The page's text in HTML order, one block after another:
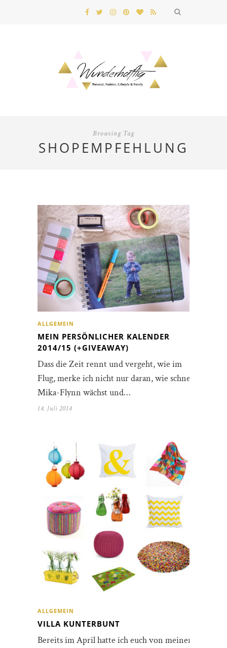
Browsing Tag
SHOPEMPFEHLUNG
ALLGEMEIN
MEIN PERSÖNLICHER KALENDER
2014/15 (+GIVEAWAY)
Dass die Zeit rennt und vergeht, wie im
Flug, merke ich nicht nur daran, wie schnell
Mika-Flynn wächst und…
14. Juli 2014
ALLGEMEIN
VILLA KUNTERBUNT
Bereits im April hatte ich euch von meinen